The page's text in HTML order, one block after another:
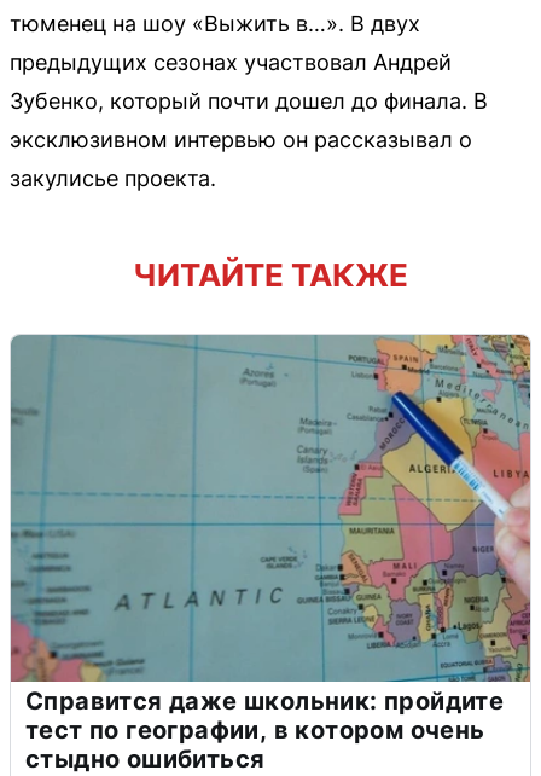
тюменец на шоу «Выжить в…». В двух
предыдущих сезонах участвовал Андрей
Зубенко, который почти дошел до финала. В
эксклюзивном интервью он рассказывал о
закулисье проекта.
ЧИТАЙТЕ ТАКЖЕ
Справится даже школьник: пройдите
тест по географии, в котором очень
стыдно ошибиться